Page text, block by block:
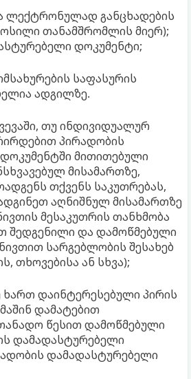
ლექტრონულად განცხადების
თანამშრომლის მიერ);
დოკუმენტი;
საფასურის
ადგილზე.
თუ ინდივიდუალურ
პირადობის
მითითებული
მისამართზე,
თქვენს საკუთრებას,
აღნიშნულ მისამართზე
მესაკუთრის თანხმობა
შედგენილი და დამოწმებული
სარგებლობის შესახებ
თხოვებისა ან სხვა);
ხართ დაინტერესებული პირის
დამატებით
წესით დამოწმებული
დამადასტურებელი
დამადასტურებელი